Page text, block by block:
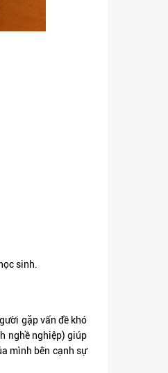
sinh.
gặp vấn đề khó
nghề nghiệp) giúp
mình bên cạnh sự